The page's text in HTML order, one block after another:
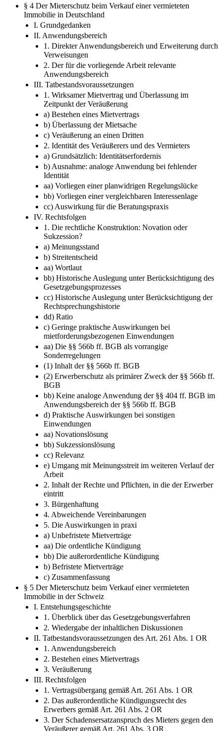
§ 4 Der Mieterschutz beim Verkauf einer vermieteten
Immobilie in Deutschland
I. Grundgedanken
II. Anwendungsbereich
1. Direkter Anwendungsbereich und Erweiterung durch
Verweisungen
2. Der für die vorliegende Arbeit relevante
Anwendungsbereich
III. Tatbestandsvoraussetzungen
1. Wirksamer Mietvertrag und Überlassung im
Zeitpunkt der Veräußerung
a) Bestehen eines Mietvertrags
b) Überlassung der Mietsache
c) Veräußerung an einen Dritten
2. Identität des Veräußerers und des Vermieters
a) Grundsätzlich: Identitätserfordernis
b) Ausnahme: analoge Anwendung bei fehlender
Identität
aa) Vorliegen einer planwidrigen Regelungslücke
bb) Vorliegen einer vergleichbaren Interessenlage
cc) Auswirkung für die Beratungspraxis
IV. Rechtsfolgen
1. Die rechtliche Konstruktion: Novation oder
Sukzession?
a) Meinungsstand
b) Streitentscheid
aa) Wortlaut
bb) Historische Auslegung unter Berücksichtigung des
Gesetzgebungsprozesses
cc) Historische Auslegung unter Berücksichtigung der
Rechtsprechungshistorie
dd) Ratio
c) Geringe praktische Auswirkungen bei
mietforderungsbezogenen Einwendungen
aa) Die §§ 566b ff. BGB als vorrangige
Sonderregelungen
(1) Inhalt der §§ 566b ff. BGB
(2) Erwerberschutz als primärer Zweck der §§ 566b ff.
BGB
bb) Keine analoge Anwendung der §§ 404 ff. BGB im
Anwendungsbereich der §§ 566b ff. BGB
d) Praktische Auswirkungen bei sonstigen
Einwendungen
aa) Novationslösung
bb) Sukzessionslösung
cc) Relevanz
e) Umgang mit Meinungsstreit im weiteren Verlauf der
Arbeit
2. Inhalt der Rechte und Pflichten, in die der Erwerber
eintritt
3. Bürgenhaftung
4. Abweichende Vereinbarungen
5. Die Auswirkungen in praxi
a) Unbefristete Mietverträge
aa) Die ordentliche Kündigung
bb) Die außerordentliche Kündigung
b) Befristete Mietverträge
c) Zusammenfassung
§ 5 Der Mieterschutz beim Verkauf einer vermieteten
Immobilie in der Schweiz
I. Entstehungsgeschichte
1. Überblick über das Gesetzgebungsverfahren
2. Wiedergabe der inhaltlichen Diskussionen
II. Tatbestandsvoraussetzungen des Art. 261 Abs. 1 OR
1. Anwendungsbereich
2. Bestehen eines Mietvertrags
3. Veräußerung
III. Rechtsfolgen
1. Vertragsübergang gemäß Art. 261 Abs. 1 OR
2. Das außerordentliche Kündigungsrecht des
Erwerbers gemäß Art. 261 Abs. 2 OR
3. Der Schadensersatzanspruch des Mieters gegen den
Veräußerer gemäß Art. 261 Abs. 3 OR